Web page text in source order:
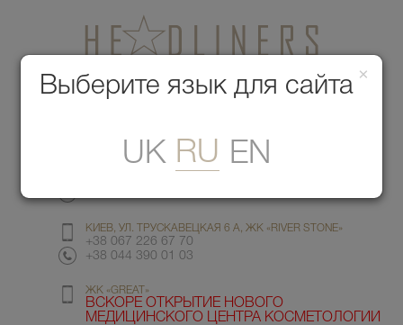
КИЕВ, УЛ. ГМЫРИ 6
КИЕВ, УЛ. ТРУСКАВЕЦКАЯ 6 А, ЖК «RIVER STONE»
+38 067 226 67 70
+38 044 390 01 03
ЖК «GREAT»
ВСКОРЕ ОТКРЫТИЕ НОВОГО
МЕДИЦИНСКОГО ЦЕНТРА КОСМЕТОЛОГИИ
×
Выберите язык для сайта
UK RU EN